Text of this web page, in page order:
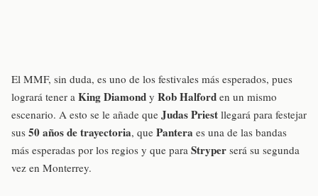
El MMF, sin duda, es uno de los festivales más esperados, pues
logrará tener a King Diamond y Rob Halford en un mismo
escenario. A esto se le añade que Judas Priest llegará para festejar
sus 50 años de trayectoria, que Pantera es una de las bandas
más esperadas por los regios y que para Stryper será su segunda
vez en Monterrey.